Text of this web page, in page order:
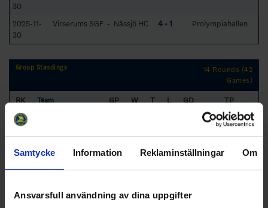
Samtycke Information Reklaminställningar Om
Ansvarsfull användning av dina uppgifter
30
2025-11-
30
Virserums SGF - Nässjö HC 4 - 1 Prolympiahallen
Group Standings
14 Rounds (42
Games)
RK Team GP W T L GD
TP
1
30
2
Diö GoIF HK 12 9 1 2 34 28